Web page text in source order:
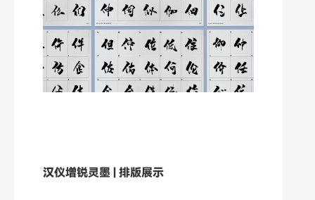
汉仪增锐灵墨 | 排版展示